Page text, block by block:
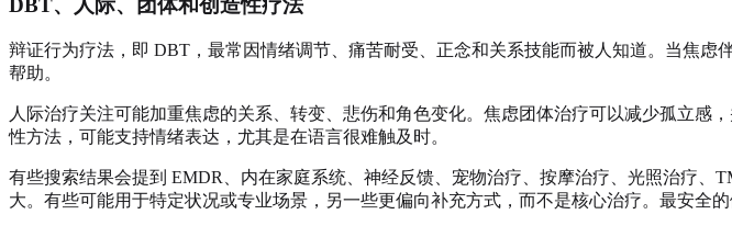
辩证行为疗法，即 DBT，最常因情绪调节、痛苦耐受、正念和关系技能而被人知道。当焦
帮助。
人际治疗关注可能加重焦虑的关系、转变、悲伤和角色变化。焦虑团体治疗可以减少孤立
性方法，可能支持情绪表达，尤其是在语言很难触及时。
有些搜索结果会提到 EMDR、内在家庭系统、神经反馈、宠物治疗、按摩治疗、光照治疗
大。有些可能用于特定状况或专业场景，另一些更偏向补充方式，而不是核心治疗。最安全